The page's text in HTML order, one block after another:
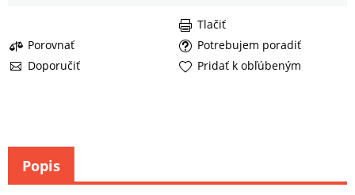
Porovnať
Potrebujem poradiť
Doporučiť
Tlačiť
Pridať k obľúbeným
Popis